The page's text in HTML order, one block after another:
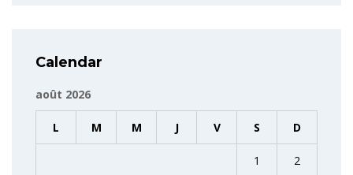
Calendar
août 2026
L M M J V S D
1 2